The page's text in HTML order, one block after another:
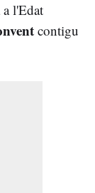
l'Edat
contigu